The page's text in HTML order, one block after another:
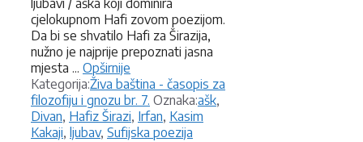
ljubavi / aška koji dominira
cjelokupnom Hafi zovom poezijom.
Da bi se shvatilo Hafi za Širazija,
nužno je najprije prepoznati jasna
mjesta ... Opširnije
Kategorija:Kategorije
Živa baština - časopis za
filozofiju i gnozu br. 7. Oznaka:Oznake
ašk,
Divan, Hafiz Širazi, Irfan, Kasim
Kakaji, ljubav, Sufijska poezija